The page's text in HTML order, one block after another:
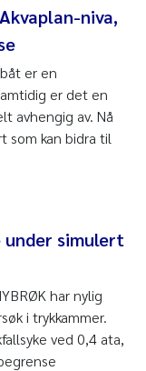
niva,
er en
er det en
avhengig av. Nå
som kan bidra til
simulert
har nylig
i trykkammer.
ved 0,4 ata,